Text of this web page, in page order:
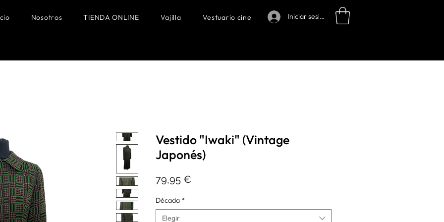
Nosotros TIENDA ONLINE Vajilla Vestuario cine Iniciar sesión
Vestido "Iwaki" (Vintage
Japonés)
79,95 €
Década *
Elegir